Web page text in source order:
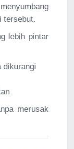
tersebut.
lebih pintar
dikurangi
merusak